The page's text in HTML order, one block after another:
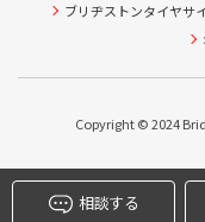
ブリヂストンタイヤサ
Copyright © 2024
相談する
タイヤ点検・安全
ピット作業の予約
本日のタイヤ履き